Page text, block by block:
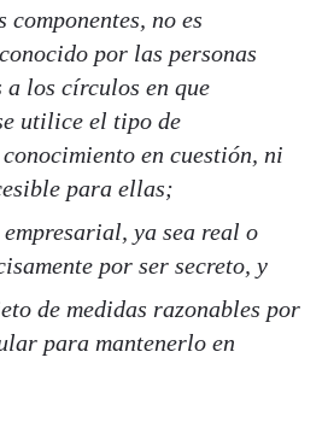
componentes, no es
por las personas
a los círculos en que
utilice el tipo de
en cuestión, ni
para ellas;
ya sea real o
por ser secreto, y
de medidas razonables por
para mantenerlo en